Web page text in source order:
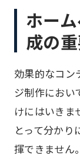
ホー
成の
効果的なコン
ジ制作におい
けにはいきま
とって分か
揮できません